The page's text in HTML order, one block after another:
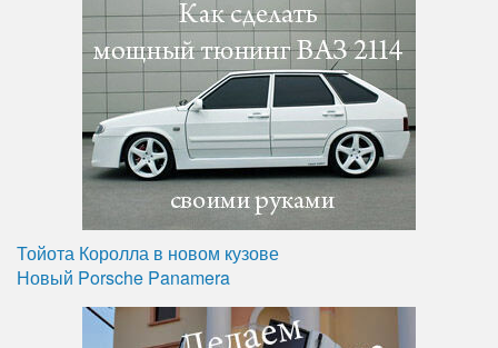
Тойота Королла в новом кузове
Новый Porsche Panamera